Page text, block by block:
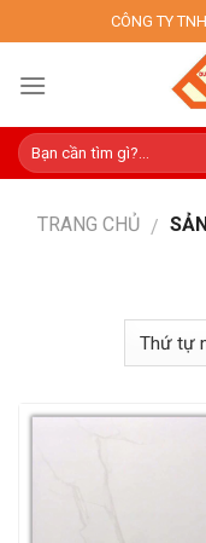
to
content
CÔNG TY
TRANG CHỦ /